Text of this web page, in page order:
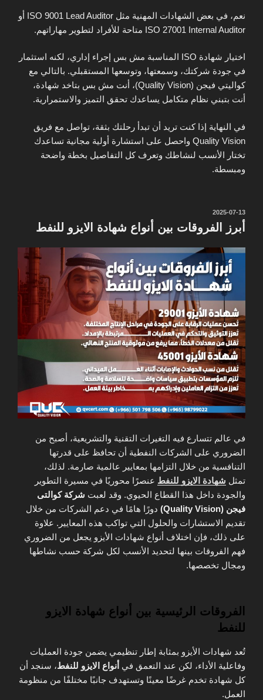
نعم، في بعض الشهادات المهنية مثل ISO 9001 Lead Auditor أو
ISO 27001 Internal Auditor متاحة للأفراد لتطوير مهاراتهم.
اختيار شهادة ISO المناسبة مش بس إجراء إداري، لكنه استثمار
في جودة شركتك، وسمعتها، وتوسعها المستقبلي. بالتالي مع
كواليتي فيجن (Quality Vision)
، أنت مش بس بتاخد شهادة،
أنت بتبني نظام متكامل يساعدك تحقق التميز والاستمرارية.
في النهاية إذا كنت تريد أن تبدأ رحلتك بثقة، تواصل مع فريق
Quality Vision واحصل على استشارة أولية مجانية تساعدك
تختار الأنسب لنشاطك وتعرف كل التفاصيل بخطة واضحة
ومبسطة.
نُشر
في
2025-07-13
أبرز الفروقات بين أنواع شهادة الايزو للنفط
في عالم تتسارع فيه التغيرات التقنية والتشريعية، أصبح من
الضروري على الشركات النفطية أن تحافظ على قدرتها
التنافسية من خلال التزامها بمعايير عالمية صارمة. لذلك،
تمثل شهادة الايزو للنفط عنصرًا محوريًا في مسيرة التطوير
والجودة داخل هذا القطاع الحيوي. وقد لعبت شركة كوالتى
فيجن (Quality Vision)
دورًا هامًا في دعم الشركات من خلال
تقديم الاستشارات والحلول التي تواكب هذه المعايير. علاوة
على ذلك، فإن اختلاف أنواع شهادات الأيزو يجعل من الضروري
فهم الفروقات بينها لتحديد الأنسب لكل شركة حسب نشاطها
ومجال تخصصها.
الفروقات الرئيسية بين أنواع شهادة الايزو
للنفط
تُعد شهادات الأيزو بمثابة إطار تنظيمي يضمن جودة العمليات
وفاعلية الأداء، لكن عند التعمق في أنواع الايزو للنفط، سنجد أن
كل شهادة تخدم غرضًا معينًا وتستهدف جانبًا مختلفًا من منظومة
العمل.